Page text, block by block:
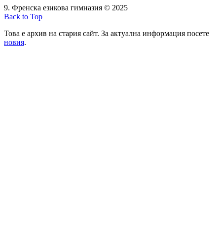
9. Френска езикова гимназия © 2025
Back to Top
Това е архив на стария сайт. За актуална информация посете
новия.